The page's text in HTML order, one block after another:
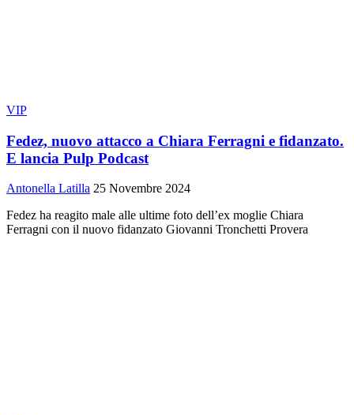
VIP
Fedez, nuovo attacco a Chiara Ferragni e fidanzato.
E lancia Pulp Podcast
Antonella Latilla 25 Novembre 2024
Fedez ha reagito male alle ultime foto dell’ex moglie Chiara
Ferragni con il nuovo fidanzato Giovanni Tronchetti Provera